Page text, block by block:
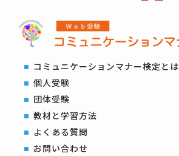
コミュニケーションマナー検定とは
個人受験
団体受験
教材と学習方法
よくある質問
お問い合わせ